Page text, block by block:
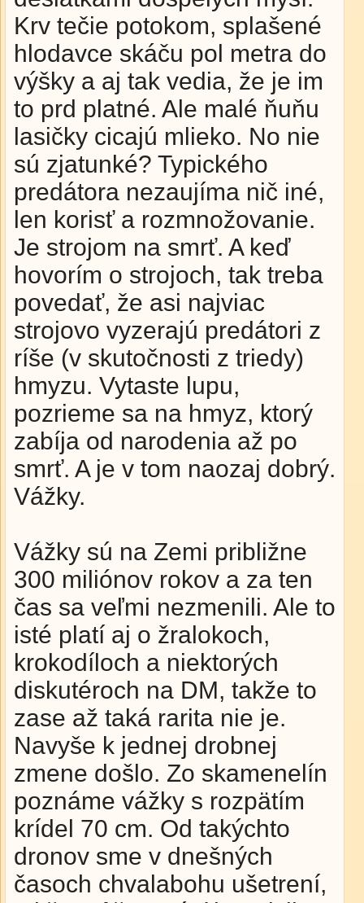
Krv tečie potokom, splašené
hlodavce skáču pol metra do
výšky a aj tak vedia, že je im
to prd platné. Ale malé ňuňu
lasičky cicajú mlieko. No nie
sú zjatunké? Typického
predátora nezaujíma nič iné,
len korisť a rozmnožovanie.
Je strojom na smrť. A keď
hovorím o strojoch, tak treba
povedať, že asi najviac
strojovo vyzerajú predátori z
ríše (v skutočnosti z triedy)
hmyzu. Vytaste lupu,
pozrieme sa na hmyz, ktorý
zabíja od narodenia až po
smrť. A je v tom naozaj dobrý.
Vážky.
Vážky sú na Zemi približne
300 miliónov rokov a za ten
čas sa veľmi nezmenili. Ale to
isté platí aj o žralokoch,
krokodíloch a niektorých
diskutéroch na DM, takže to
zase až taká rarita nie je.
Navyše k jednej drobnej
zmene došlo. Zo skamenelín
poznáme vážky s rozpätím
krídel 70 cm. Od takýchto
dronov sme v dnešných
časoch chvalabohu ušetrení,